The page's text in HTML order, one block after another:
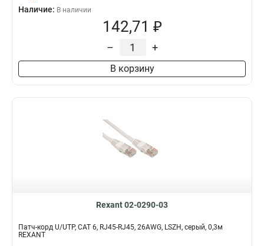
Наличие: В наличии
142,71 ₽
– +
В корзину
Rexant 02-0290-03
Патч-корд U/UTP, CAT 6, RJ45-RJ45, 26AWG, LSZH, серый, 0,3м
REXANT